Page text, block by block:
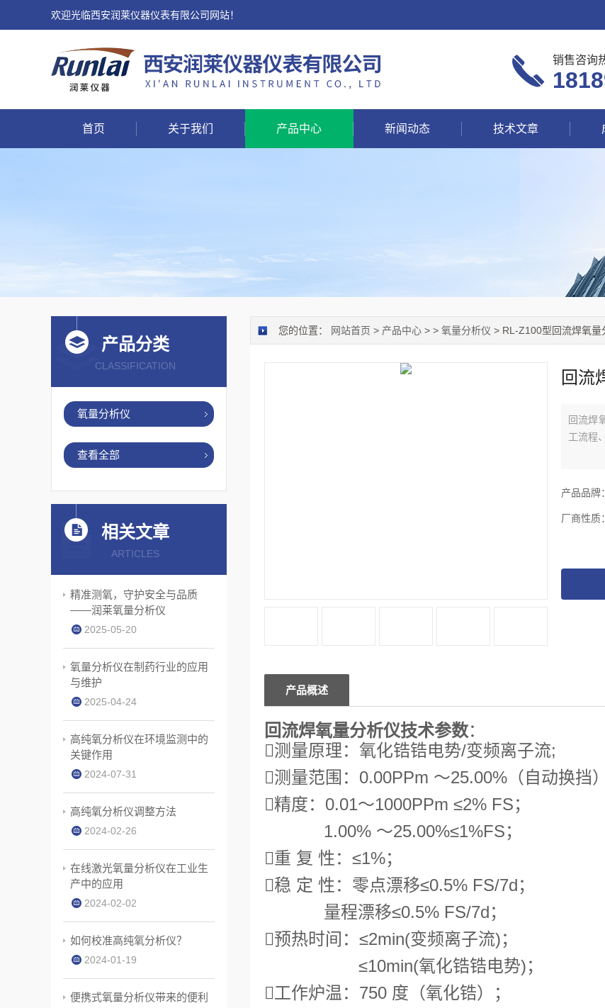
欢迎光临西安润莱仪器仪表有限公司网站！
销售咨询
首页 关于我们 产品中心 新闻动态 技术文章
您的位置： 网站首页 > 产品中心 > > 氧量分析仪 > RL-Z100型回流焊氧量
回流
回流焊
工流程
产品品牌：
厂商性质：
产品概述
回流焊氧量分析仪技术参数：
测量原理：氧化锆锆电势/变频离子流;
测量范围：0.00PPm ～25.00%（自动换挡）
精度：0.01～1000PPm ≤2% FS；
1.00% ～25.00%≤1%FS；
重 复 性：≤1%；
稳 定 性：零点漂移≤0.5% FS/7d；
量程漂移≤0.5% FS/7d；
预热时间：≤2min(变频离子流)；
≤10min(氧化锆锆电势)；
工作炉温：750 度（氧化锆）；
产品分类
CLASSIFICATION
氧量分析仪
查看全部
相关文章
ARTICLES
精准测氧，守护安全与品质
——润莱氧量分析仪
2025-05-20
氧量分析仪在制药行业的应用
与维护
2025-04-24
高纯氧分析仪在环境监测中的
关键作用
2024-07-31
高纯氧分析仪调整方法
2024-02-26
在线激光氧量分析仪在工业生
产中的应用
2024-02-02
如何校准高纯氧分析仪？
2024-01-19
便携式氧量分析仪带来的便利